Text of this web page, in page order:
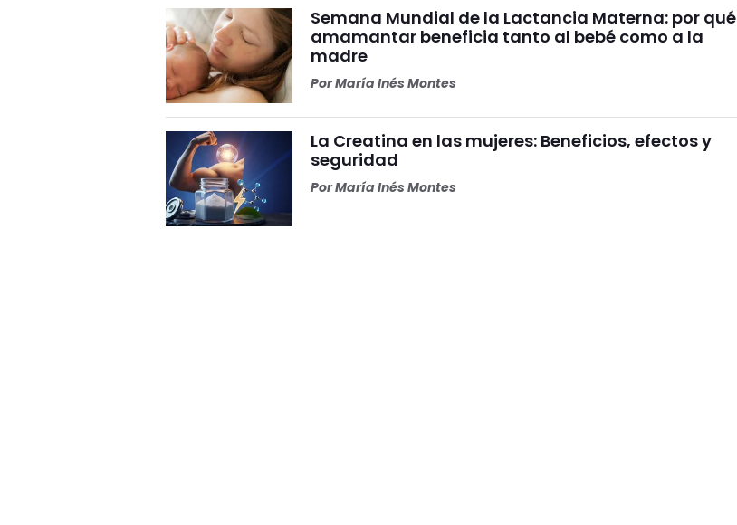
Semana Mundial de la Lactancia Materna: por qué
amamantar beneficia tanto al bebé como a la
madre
PorMaría Inés Montes
La Creatina en las mujeres: Beneficios, efectos y
seguridad
PorMaría Inés Montes